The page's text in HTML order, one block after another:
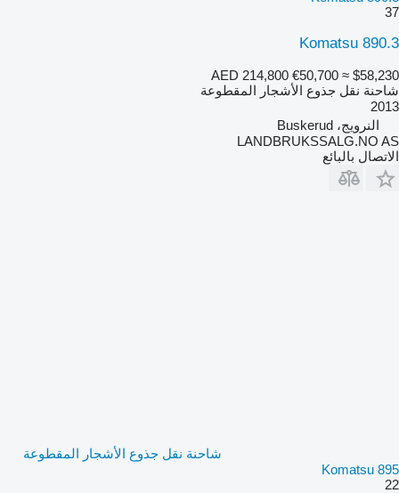
37
Komatsu 890.3
AED 214,800 €50,700 ≈ $58,230
شاحنة نقل جذوع الأشجار المقطوعة
2013
النرويج، Buskerud
LANDBRUKSSALG.NO AS
الاتصال بالبائع
شاحنة نقل جذوع الأشجار المقطوعة
Komatsu 895
22